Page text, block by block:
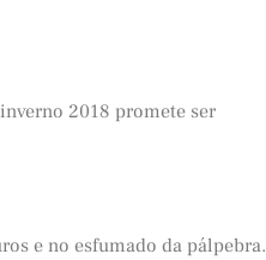
2018 promete ser
e no esfumado da pálpebra.